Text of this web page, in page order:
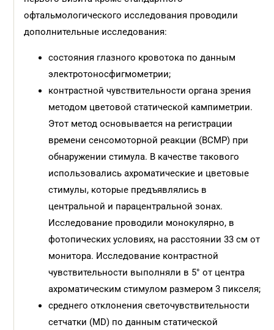
офтальмологического исследования проводили
дополнительные исследования:
состояния глазного кровотока по данным
электротоносфигмометрии;
контрастной чувствительности органа зрения
методом цветовой статической кампиметрии.
Этот метод основывается на регистрации
времени сенсомоторной реакции (ВСМР) при
обнаружении стимула. В качестве такового
использовались ахроматические и цветовые
стимулы, которые предъявлялись в
центральной и парацентральной зонах.
Исследование проводили монокулярно, в
фотопических условиях, на расстоянии 33 см от
монитора. Исследование контрастной
чувствительности выполняли в 5° от центра
ахроматическим стимулом размером 3 пикселя;
среднего отклонения светочувствительности
сетчатки (МD) по данным статической